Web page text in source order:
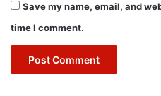
Save my name, email, and
time I comment.